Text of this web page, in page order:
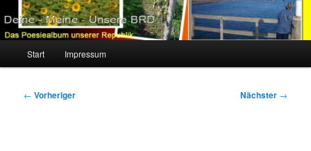
Start Impressum
Beitragsnavigation
← Vorheriger Nächster →